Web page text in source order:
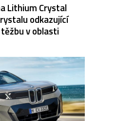
Lithium Crystal
odkazující
v oblasti